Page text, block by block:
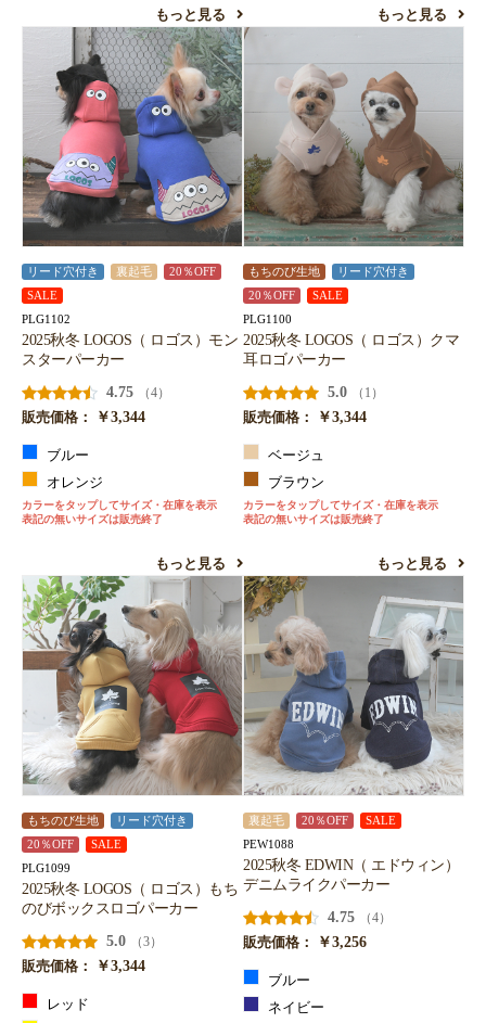
もっと見る もっと見る
リード穴付き 裏起毛
20％OFF
SALE
PLG1102
2025秋冬 LOGOS（ ロゴス）モン
スターパーカー
4.75
（4）
販売価格：
￥3,344
ブルー
オレンジ
カラーをタップしてサイズ・在庫を表示
表記の無いサイズは販売終了
もっと見る
もちのび生地
リード穴付き
20％OFF
SALE
PLG1100
2025秋冬 LOGOS（ ロゴス）クマ
耳ロゴパーカー
5.0
（1）
販売価格：
￥3,344
ベージュ
ブラウン
カラーをタップしてサイズ・在庫を表示
表記の無いサイズは販売終了
もっと見る
もちのび生地
リード穴付き
20％OFF
SALE
PLG1099
2025秋冬 LOGOS（ ロゴス）もち
のびボックスロゴパーカー
5.0
（3）
販売価格：
￥3,344
レッド
裏起毛 20％OFF SALE
PEW1088
2025秋冬 EDWIN（ エドウィン）
デニムライクパーカー
4.75
（4）
販売価格：
￥3,256
ブルー
ネイビー